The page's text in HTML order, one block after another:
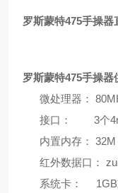
罗斯蒙特475手操器
罗斯蒙特475手操器
微处理器：
接口：
3个
内置内存： 32M
红外数据口：
系统卡：
1GB